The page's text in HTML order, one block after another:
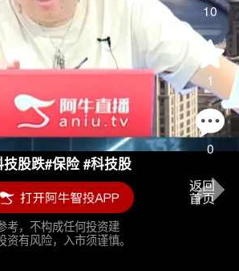
10
1
0
股跌#保险 #科技股
考，不构成任何投资建
有风险，入市须谨慎。